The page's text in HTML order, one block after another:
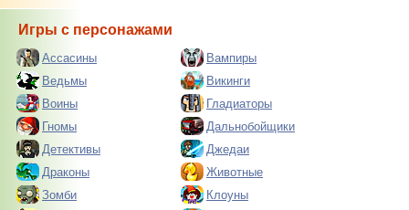
Игры с персонажами
Ассасины
Вампиры
Ведьмы
Викинги
Воины
Гладиаторы
Гномы
Дальнобойщики
Детективы
Джедаи
Драконы
Животные
Зомби
Клоуны